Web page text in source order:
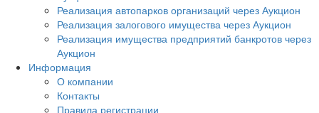
Реализация автопарков организаций через Аукцион
Реализация залогового имущества через Аукцион
Реализация имущества предприятий банкротов через
Аукцион
Информация
О компании
Контакты
Правила регистрации